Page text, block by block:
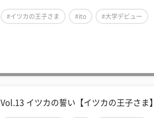
#イツカの王子さま #ito #大学デビュー
Vol.13 イツカの誓い【イツカの王子さま】